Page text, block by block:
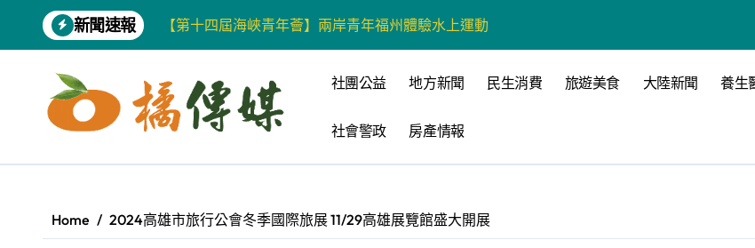
content
新聞速報
柯志恩競選網站正式上線 打造數位選戰新平台 公開五大亮點
藍綠市長參選人對無人載具條例互批 柯志恩：國民黨版才是「國防+產業」務實版
爭取原住民選票 柯志恩提原民5大政策 打造城鄉共好高雄
雅安 天府之肺裡的安逸密碼 一座被時光偏愛的巴適小城
高科大機電系與日本愛媛大學跨校合作 並感謝世豐螺絲捐助獎學金
社團公益 地方新聞 民生消費 旅遊美食 大陸新聞 養生
社會警政 房產情報
Home 2024高雄市旅行公會冬季國際旅展 11/29高雄展覽館盛大開展